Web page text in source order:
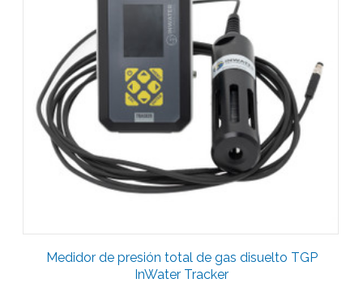
Medidor de presión total de gas disuelto TGP
InWater Tracker